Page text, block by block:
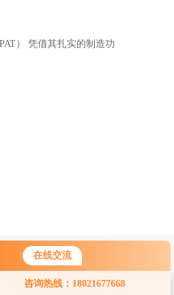
在线交流
咨询热线：18021677668
） 凭借其扎实的制造功